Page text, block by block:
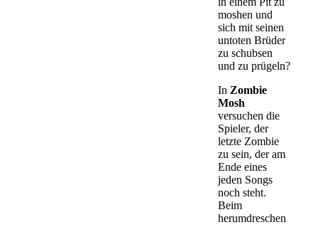
moshen und
sich mit seinen
untoten Brüder
zu schubsen
und zu prügeln?
In Zombie
Mosh
versuchen die
Spieler, der
letzte Zombie
zu sein, der am
Ende eines
jeden Songs
noch steht.
Beim
herumdreschen